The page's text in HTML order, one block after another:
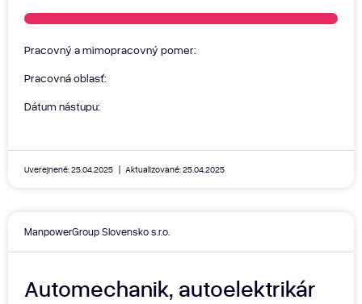
Pracovný a mimopracovný pomer:
Pracovná oblasť:
Dátum nástupu:
Uverejnené: 25.04.2025 Aktualizované: 25.04.2025
ManpowerGroup Slovensko s.r.o.
Automechanik, autoelektrikár